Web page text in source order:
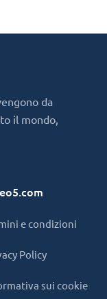
da
il mondo,
e condizioni
Policy
sui cookie